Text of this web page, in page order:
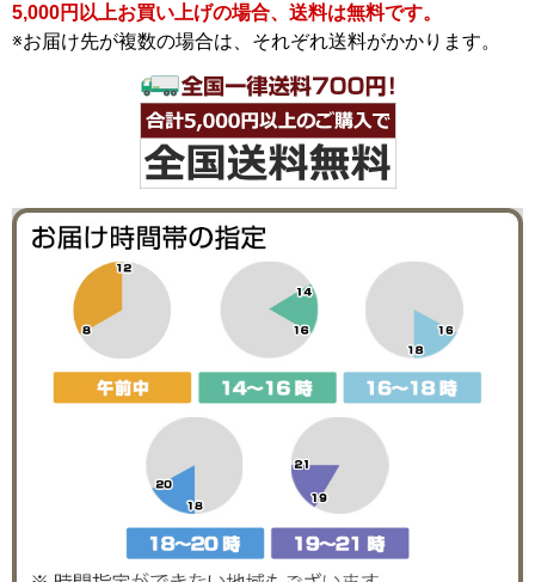
5,000円以上お買い上げの場合、送料は無料です。
※お届け先が複数の場合は、それぞれ送料がかかります。